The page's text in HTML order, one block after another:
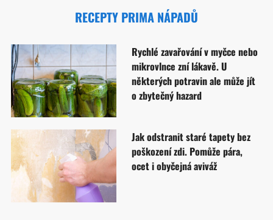
RECEPTY PRIMA NÁPADŮ
Rychlé zavařování v myčce nebo
mikrovlnce zní lákavě. U
některých potravin ale může jít
o zbytečný hazard
Jak odstranit staré tapety bez
poškození zdi. Pomůže pára,
ocet i obyčejná aviváž